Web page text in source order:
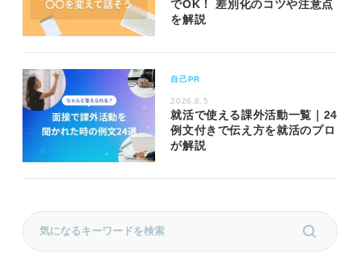
でOK！ 差別化のコツや注意点
を解説
自己PR
2026.8.5
就活で使える課外活動一覧｜24
例文付きで伝え方を就活のプロ
が解説